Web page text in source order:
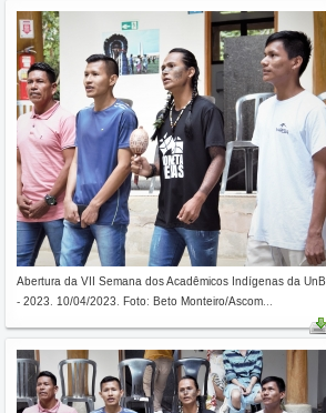
Abertura da VII Semana dos Acadêmicos Indígenas da UnB
- 2023. 10/04/2023. Foto: Beto Monteiro/Ascom...